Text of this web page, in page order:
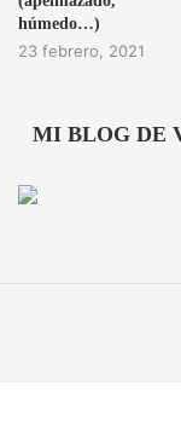
húmedo…)
23 febrero, 2021
MI BLOG DE